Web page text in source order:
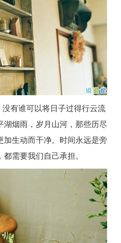
有谁可以将日子过得行云流
烟雨，岁月山河，那些历尽
生动而干净。时间永远是旁
需要我们自己承担。